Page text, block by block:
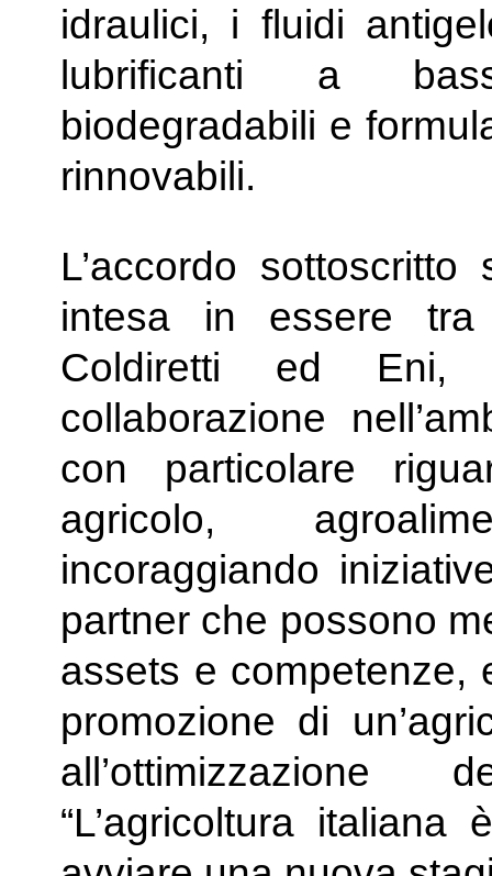
idraulici, i fluidi
lubrificanti a
biodegradabili e
rinnovabili.
L’accordo
intesa in essere tra
Coldiretti ed Eni,
collaborazione
con particolare
agricolo,
incoraggiando
partner che possono
assets e competenze,
promozione di
all’ottimizzazione
“L’agricoltura